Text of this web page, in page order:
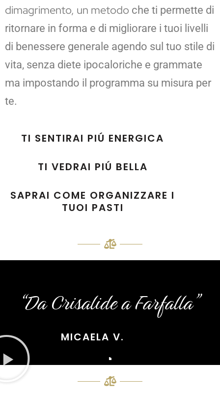
dimagrimento, un metodo che ti permette di
ritornare in forma e di migliorare i tuoi livelli
di benessere generale agendo sul tuo stile di
vita, senza diete ipocaloriche e grammate
ma impostando il programma su misura per
te.
TI SENTIRAI PIÚ ENERGICA
TI VEDRAI PIÚ BELLA
SAPRAI COME ORGANIZZARE I
TUOI PASTI
“Da Crisalide a Farfalla”
MICAELA V.